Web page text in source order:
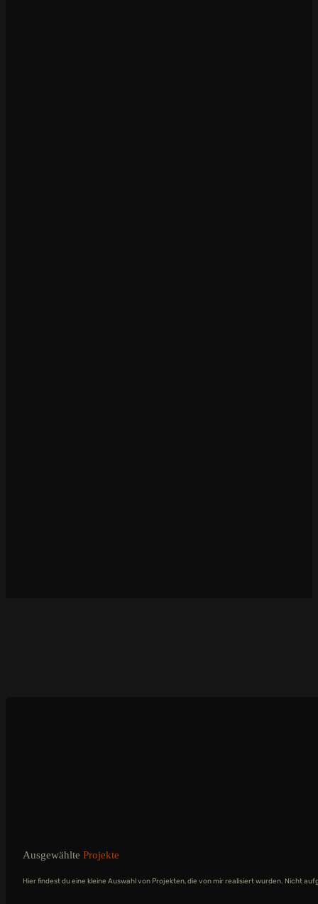
AusgewählteProjekte
Hier findest du eine kleine Auswahl von Projekten, die von mir realisiert wurden. Nicht